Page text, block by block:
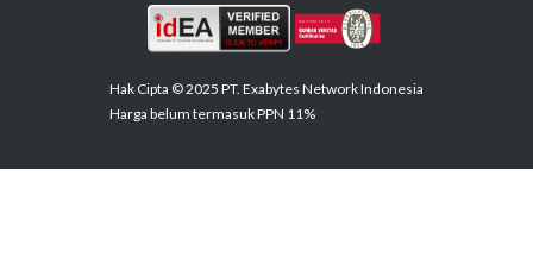
Hak Cipta © 2025 PT. Exabytes Network Indonesia
Harga belum termasuk PPN 11%